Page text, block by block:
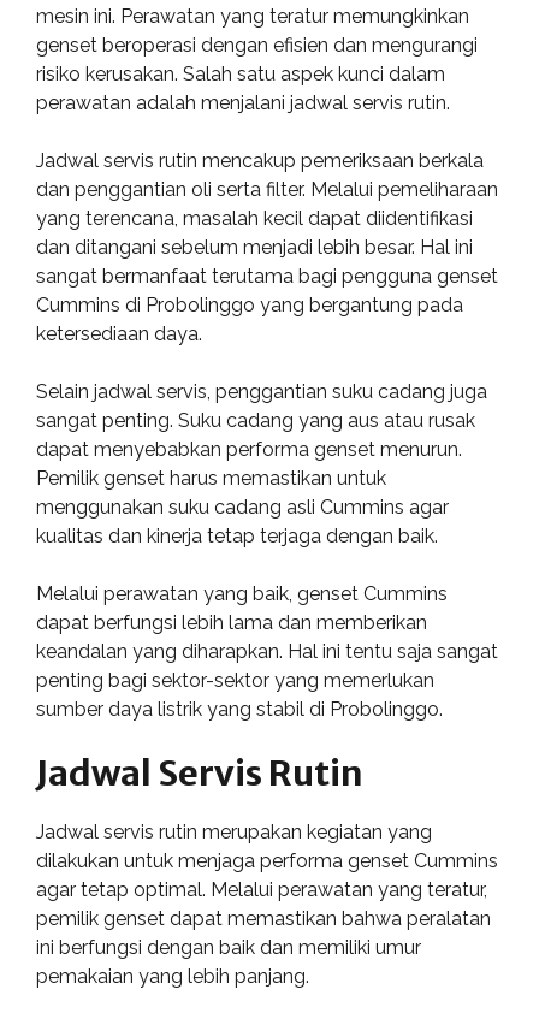
mesin ini. Perawatan yang teratur memungkinkan
genset beroperasi dengan efisien dan mengurangi
risiko kerusakan. Salah satu aspek kunci dalam
perawatan adalah menjalani jadwal servis rutin.
Jadwal servis rutin mencakup pemeriksaan berkala
dan penggantian oli serta filter. Melalui pemeliharaan
yang terencana, masalah kecil dapat diidentifikasi
dan ditangani sebelum menjadi lebih besar. Hal ini
sangat bermanfaat terutama bagi pengguna genset
Cummins di Probolinggo yang bergantung pada
ketersediaan daya.
Selain jadwal servis, penggantian suku cadang juga
sangat penting. Suku cadang yang aus atau rusak
dapat menyebabkan performa genset menurun.
Pemilik genset harus memastikan untuk
menggunakan suku cadang asli Cummins agar
kualitas dan kinerja tetap terjaga dengan baik.
Melalui perawatan yang baik, genset Cummins
dapat berfungsi lebih lama dan memberikan
keandalan yang diharapkan. Hal ini tentu saja sangat
penting bagi sektor-sektor yang memerlukan
sumber daya listrik yang stabil di Probolinggo.
Jadwal Servis Rutin
Jadwal servis rutin merupakan kegiatan yang
dilakukan untuk menjaga performa genset Cummins
agar tetap optimal. Melalui perawatan yang teratur,
pemilik genset dapat memastikan bahwa peralatan
ini berfungsi dengan baik dan memiliki umur
pemakaian yang lebih panjang.